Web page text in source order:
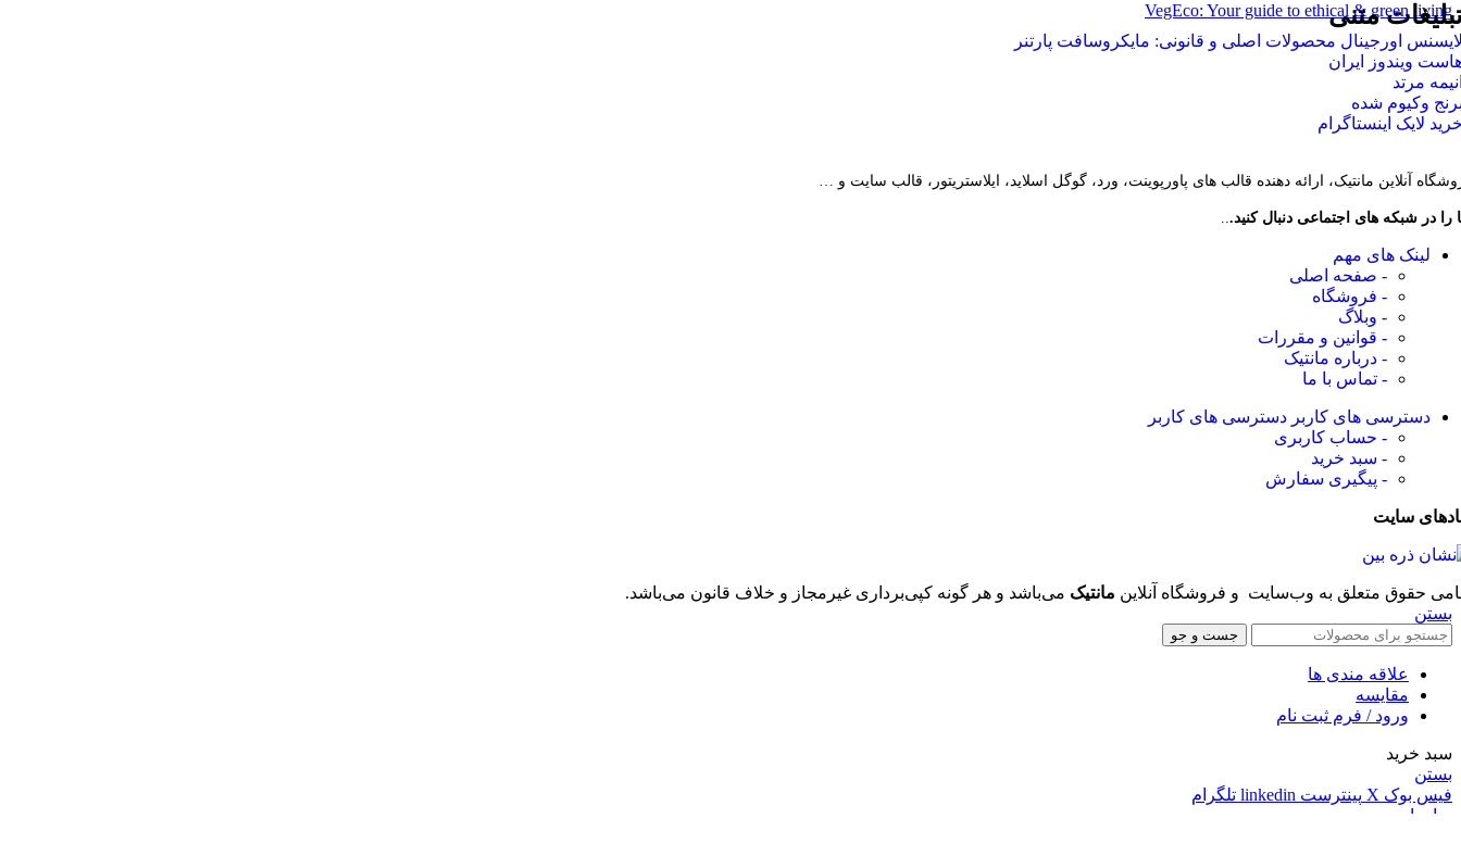
VegEco: Your guide to ethical & green living
متنی
اورجینال محصولات اصلی و قانونی: مایکروسافت پارتنر
ویندوز ایران
مرتد
وکیوم شده
لایک اینستاگرام
آنلاین مانتیک، ارائه دهنده قالب های پاورپوینت، ورد، گوگل اسلاید، ایلاستریتور، قالب سایت و …
را در شبکه های اجتماعی دنبال کنید...
لینک های مهم
- صفحه اصلی
- فروشگاه
- وبلاگ
- قوانین و مقررات
- درباره مانتیک
- تماس با ما
دسترسی های کاربر دسترسی های کاربر
- حساب کاربری
- سبد خرید
- پیگیری سفارش
سایت
حقوق متعلق به وب‌سایت و فروشگاه‌ آنلاین مانتیک می‌باشد و هر گونه کپی‌برداری غیرمجاز و خلاف قانون می‌باشد.
بستن
جست و جو
علاقه مندی ها
مقایسه
ورود / فرم ثبت نام
سبد خرید
بستن
فیس بوک X پینترست linkedin تلگرام
سایدبار